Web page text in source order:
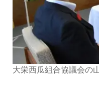
大栄西瓜組合協議会の